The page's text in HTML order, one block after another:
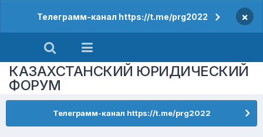
Телеграмм-канал https://t.me/prg2022 ×
КАЗАХСТАНСКИЙ ЮРИДИЧЕСКИЙ
ФОРУМ
Телеграмм-канал https://t.me/prg2022